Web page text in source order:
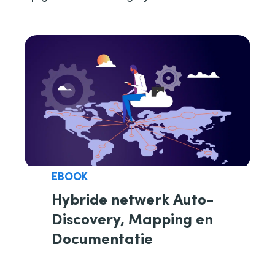
EBOOK
Hybride netwerk Auto-
Discovery, Mapping en
Documentatie